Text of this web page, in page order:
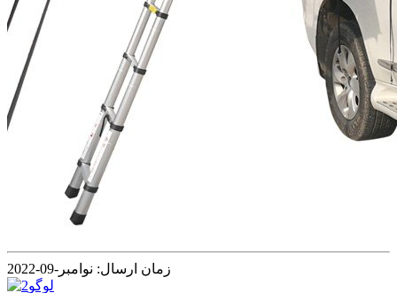
زمان ارسال: نوامبر-09-2022